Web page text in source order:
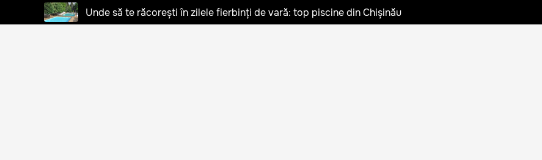
Unde să te răcorești în zilele fierbinți de vară: top piscine din Chișinău